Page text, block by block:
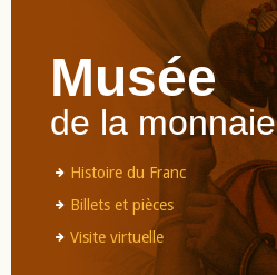
Musée
de la monnaie
Histoire du Franc
Billets et pièces
Visite virtuelle